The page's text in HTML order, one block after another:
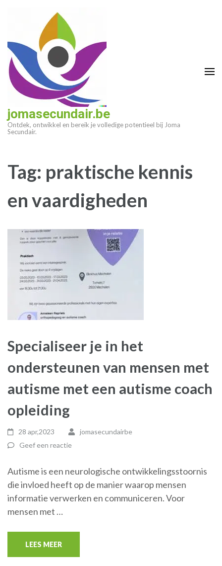
(druk
enter)
jomasecundair.be
Ontdek, ontwikkel en bereik je volledige potentieel bij Joma
Secundair.
Tag: praktische kennis
en vaardigheden
Specialiseer je in het
ondersteunen van mensen met
autisme met een autisme coach
opleiding
28 apr,2023
jomasecundairbe
Geef een reactie
Autisme is een neurologische ontwikkelingsstoornis
die invloed heeft op de manier waarop mensen
informatie verwerken en communiceren. Voor
mensen met …
LEES MEER